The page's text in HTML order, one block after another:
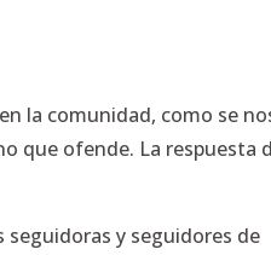
la comunidad, como se
que ofende. La respuesta
y seguidores de